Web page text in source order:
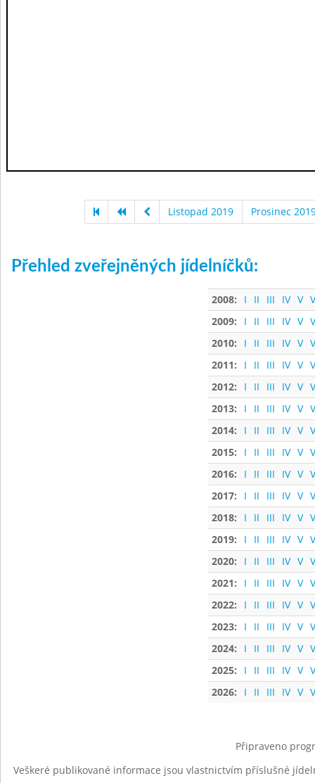
Listopad 2019 Prosinec
Přehled zveřejněných jídelníčků:
2008: I II III IV V
2009:
I II III IV V
2010:
I II III IV V
2011:
I II III IV V
2012:
I II III IV V
2013:
I II III IV V
2014:
I II III IV V
2015:
I II III IV V
2016:
I II III IV V
2017:
I II III IV V
2018:
I II III IV V
2019:
I II III IV V
2020:
I II III IV V
2021:
I II III IV V
2022:
I II III IV V
2023:
I II III IV V
2024:
I II III IV V
2025:
I II III IV V
2026:
I II III IV V
Připraveno
Veškeré publikované informace jsou vlastnictvím příslušné